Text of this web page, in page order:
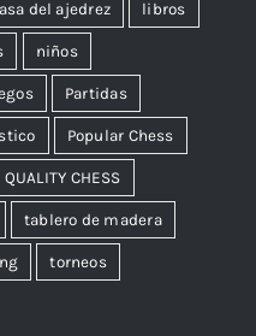
del ajedrez libros
niños
Partidas
Popular Chess
QUALITY CHESS
tablero de madera
torneos